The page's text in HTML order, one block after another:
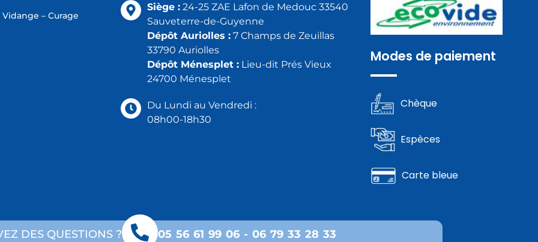
Vidange – Curage
Siège : 24-25 ZAE Lafon de Medouc 33540
Sauveterre-de-Guyenne
Dépôt Auriolles : 7 Champs de Zeuillas
33790 Auriolles
Dépôt Ménesplet : Lieu-dit Prés Vieux
24700 Ménesplet
Du Lundi au Vendredi :
08h00-18h30
Modes de paiement
Chèque
Espèces
Carte bleue
DES QUESTIONS ? 05 56 61 99 06 -06 79 33 28 33